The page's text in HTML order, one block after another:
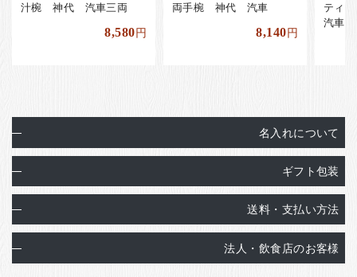
汁椀 神代 汽車三両
8,580円
両手椀 神代 汽車
8,140円
ティ
汽車
名入れについて
ギフト包装
送料・支払い方法
法人・飲食店のお客様